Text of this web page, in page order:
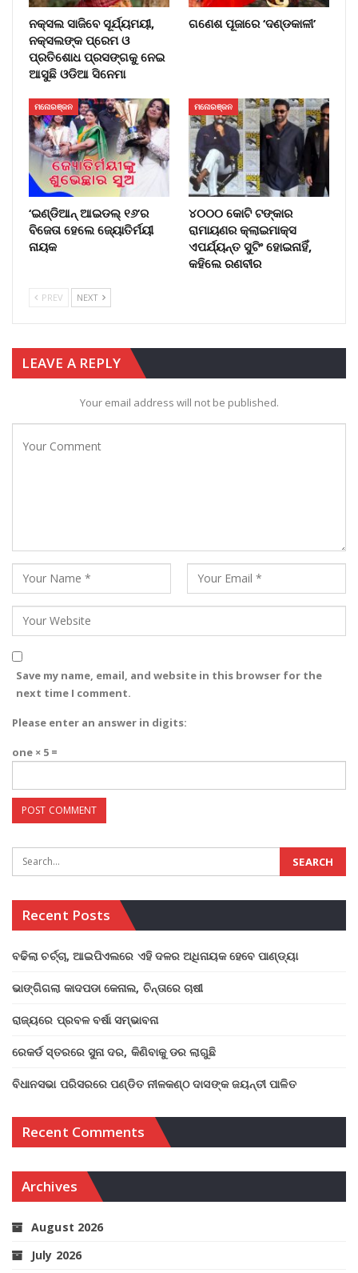
ନକ୍ସଲ ସାଜିବେ ସୂର୍ଯ୍ୟମୟୀ,
ନକ୍ସଲଙ୍କ ପ୍ରେମ ଓ
ପ୍ରତିଶୋଧ ପ୍ରସଙ୍ଗକୁ ନେଇ
ଆସୁଛି ଓଡିଆ ସିନେମା
ଗଣେଶ ପୂଜାରେ ‘ଦଣ୍ଡକାଳୀ’
ମନୋରଞ୍ଜନ
‘ଇଣ୍ଡିଆନ୍ ଆଇଡଲ୍ ୧୬’ର
ବିଜେତା ହେଲେ ଜ୍ୟୋତିର୍ମୟୀ
ନାୟକ
ମନୋରଞ୍ଜନ
୪୦୦୦ କୋଟି ଟଙ୍କାର
ରାମାୟଣର କ୍ଲାଇମାକ୍ସ
ଏପର୍ଯ୍ୟନ୍ତ ସୁଟିଂ ହୋଇନାହିଁ,
କହିଲେ ରଣବୀର
PREV NEXT
LEAVE A REPLY
Your email address will not be published.
Save my name, email, and website in this browser for the
next time I comment.
Please enter an answer in digits:
one × 5 =
Recent Posts
ବଢିଲା ଚର୍ଚ୍ଚା, ଆଇପିଏଲରେ ଏହି ଦଳର ଅଧିନାୟକ ହେବେ ପାଣ୍ଡ୍ୟା
ଭାଙ୍ଗିଗଲା କାଦପଡା କେନାଲ, ଚିନ୍ତାରେ ଚାଷୀ
ରାଜ୍ୟରେ ପ୍ରବଳ ବର୍ଷା ସମ୍ଭାବନା
ରେକର୍ଡ ସ୍ତରରେ ସୁନା ଦର, କିଣିବାକୁ ଡର ଲାଗୁଛି
ବିଧାନସଭା ପରିସରରେ ପଣ୍ଡିତ ନୀଳକଣ୍ଠ ଦାସଙ୍କ ଜୟନ୍ତୀ ପାଳିତ
Recent Comments
Archives
August 2026
July 2026